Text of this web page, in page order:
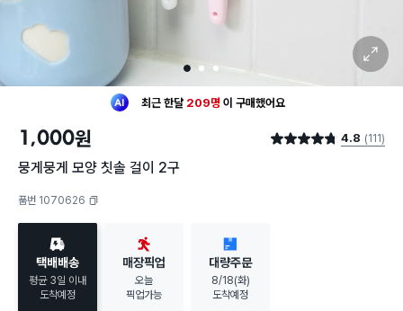
1 2 3
확대 보기
최근 한달 209명 이 구매했어요
구매했어요
1,000원 별점 4.8점 4.8 (111)
뭉게뭉게 모양 칫솔 걸이 2구
품번 1070626
택배배송
평균 3일 이내
도착예정
매장픽업
오늘
픽업가능
대량주문
8/18(화)
도착예정